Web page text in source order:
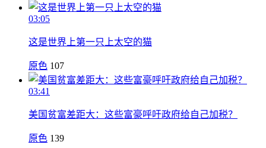
03:05
这是世界上第一只上太空的猫
原色 107
03:41
美国贫富差距大：这些富豪呼吁政府给自己加税？
原色 139